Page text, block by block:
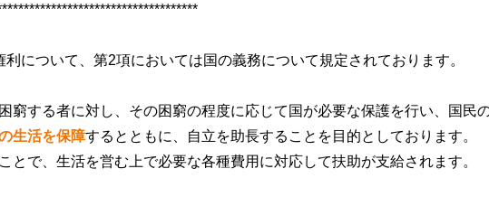
について、第2項においては国の義務について規定されております。
窮する者に対し、その困窮の程度に応じて国が必要な保護を行い、国民
生活を保障するとともに、自立を助長することを目的としております。
とで、生活を営む上で必要な各種費用に対応して扶助が支給されます。